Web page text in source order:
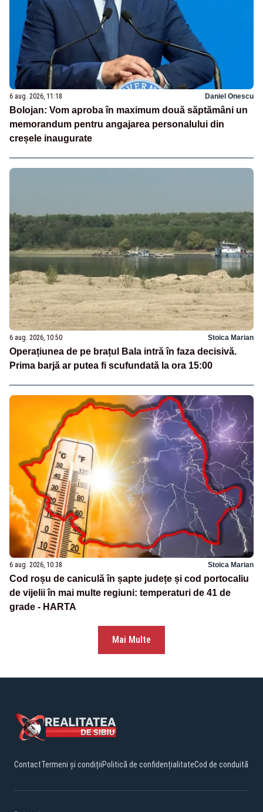
6 aug. 2026, 11:18 Daniel Onescu
Bolojan: Vom aproba în maximum două săptămâni un
memorandum pentru angajarea personalului din
creșele inaugurate
6 aug. 2026, 10:50 Stoica Marian
Operațiunea de pe brațul Bala intră în faza decisivă.
Prima barjă ar putea fi scufundată la ora 15:00
6 aug. 2026, 10:38 Stoica Marian
Cod roșu de caniculă în șapte județe și cod portocaliu
de vijelii în mai multe regiuni: temperaturi de 41 de
grade - HARTA
Mai Multe
ContactTermeni și condițiiPolitică de confidențialitateCod de conduită